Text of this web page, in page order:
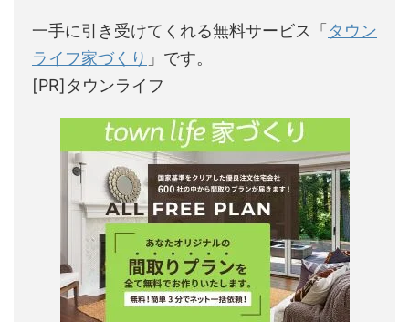
一手に引き受けてくれる無料サービス「 タウン
ライフ家づくり 」です。
[PR]タウンライフ